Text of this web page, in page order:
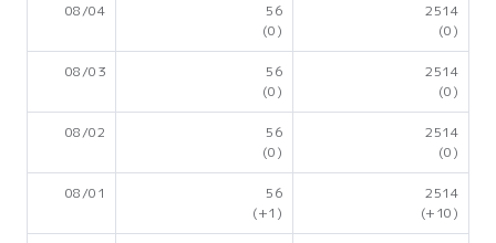
08/04
56
(0)
2514
(0)
08/03
56
(0)
2514
(0)
08/02
56
(0)
2514
(0)
08/01
56
(+1)
2514
(+10)